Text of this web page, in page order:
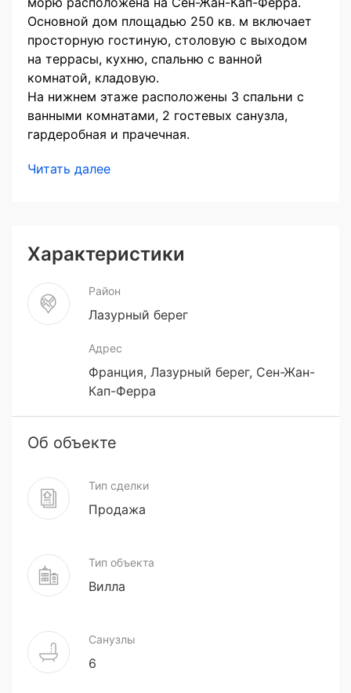
Основной дом площадью 250 кв. м включает
просторную гостиную, столовую с выходом
на террасы, кухню, спальню с ванной
комнатой, кладовую.
На нижнем этаже расположены 3 спальни с
ванными комнатами, 2 гостевых санузла,
гардеробная и прачечная.
Читать далее
Характеристики
Район
Лазурный берег
Адрес
Франция, Лазурный берег, Сен-Жан-
Кап-Ферра
Об объекте
Тип сделки
Продажа
Тип объекта
Вилла
Санузлы
6